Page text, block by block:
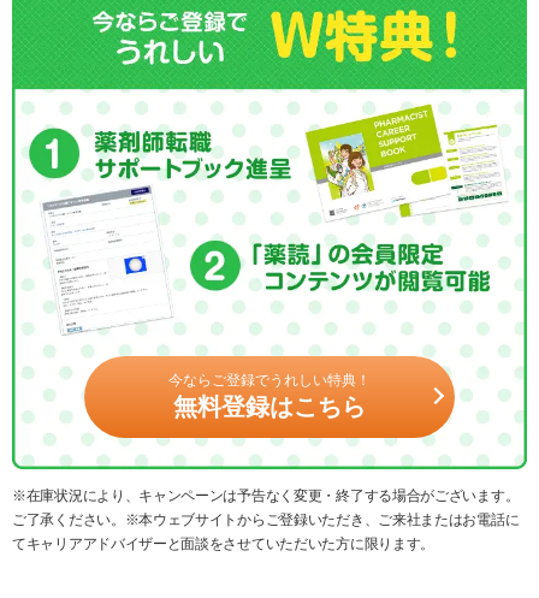
今ならご登録でうれしい特典！
無料登録はこちら
※在庫状況により、キャンペーンは予告なく変更・終了する場合がございます。
ご了承ください。※本ウェブサイトからご登録いただき、ご来社またはお電話に
てキャリアアドバイザーと面談をさせていただいた方に限ります。